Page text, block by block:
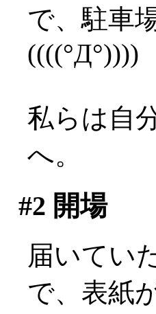
で、駐車
((((°Д°))))
私らは自
へ。
#2 開場
届いてい
で、表紙